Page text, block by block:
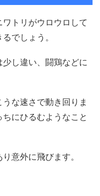
トリがウロウロして
でしょう。
し違い、闘鶏などに
な速さで動き回りま
にひるむようなこと
意外に飛びます。